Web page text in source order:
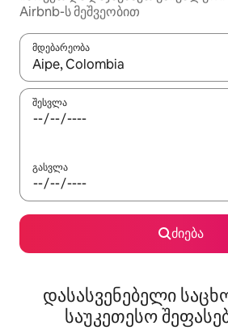
Airbnb-ს მეშვეობით
მდებარეობა
როცა შედეგები ხელმისაწვდომი
შესვლა
გასვლა
ძიება
დასასვენებელი
საუკეთესო